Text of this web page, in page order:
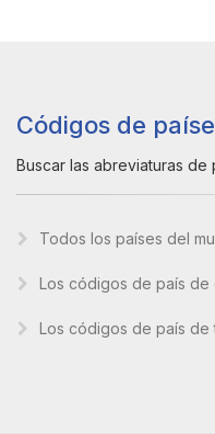
Códigos de
Buscar las abreviaturas de
Todos los países del
Los códigos de país de
Los códigos de país de